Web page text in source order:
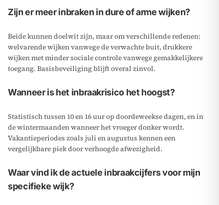
Zijn er meer inbraken in dure of arme wijken?
Beide kunnen doelwit zijn, maar om verschillende redenen:
welvarende wijken vanwege de verwachte buit, drukkere
wijken met minder sociale controle vanwege gemakkelijkere
toegang. Basisbeveiliging blijft overal zinvol.
Wanneer is het inbraakrisico het hoogst?
Statistisch tussen 10 en 16 uur op doordeweekse dagen, en in
de wintermaanden wanneer het vroeger donker wordt.
Vakantieperiodes zoals juli en augustus kennen een
vergelijkbare piek door verhoogde afwezigheid.
Waar vind ik de actuele inbraakcijfers voor mijn
specifieke wijk?